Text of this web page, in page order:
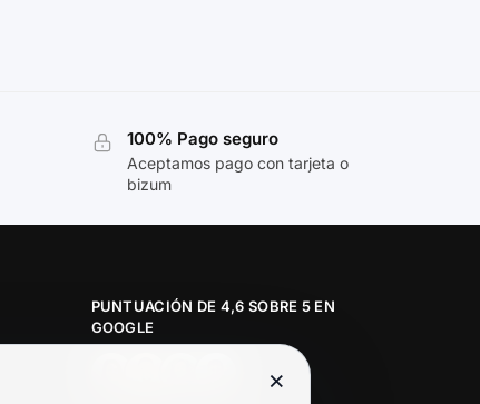
100% Pago seguro
Aceptamos pago con tarjeta o
bizum
PUNTUACIÓN DE 4,6 SOBRE 5 EN
GOOGLE
×